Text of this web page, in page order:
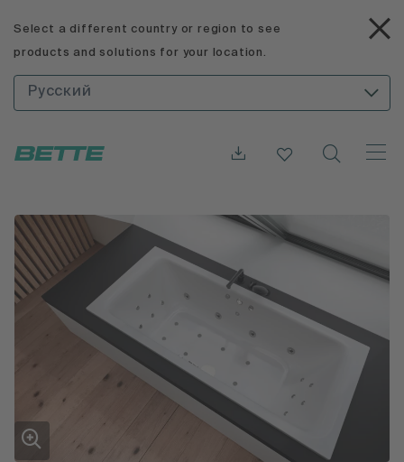
Select a different country or region to see
products and solutions for your location.
Русский